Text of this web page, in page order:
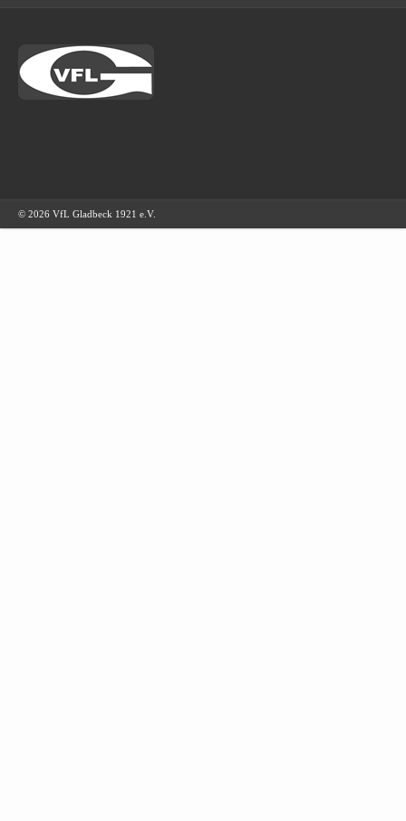
© 2026 VfL Gladbeck 1921 e.V.